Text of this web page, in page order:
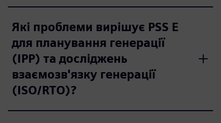
Які проблеми вирішує PSS E
для планування генерації
(IPP) та досліджень
взаємозв'язку генерації
(ISO/RTO)?